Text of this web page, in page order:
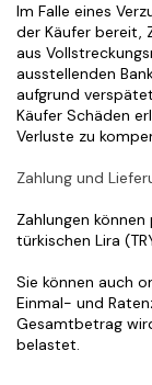
Im Falle eines
der Käufer bereit,
aus
ausstellenden
aufgrund
Käufer Schäden
Verluste zu
Zahlung und
Zahlungen
türkischen Lira
Sie können auch
Einmal- und
Gesamtbetrag
belastet.